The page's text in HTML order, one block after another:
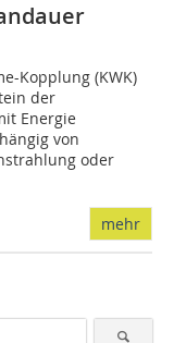
Kopplung (KWK)
der
Energie
von
oder
mehr